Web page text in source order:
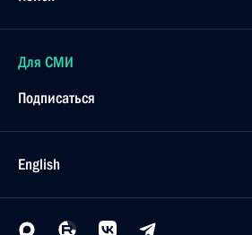
Для СМИ
Подписаться
English